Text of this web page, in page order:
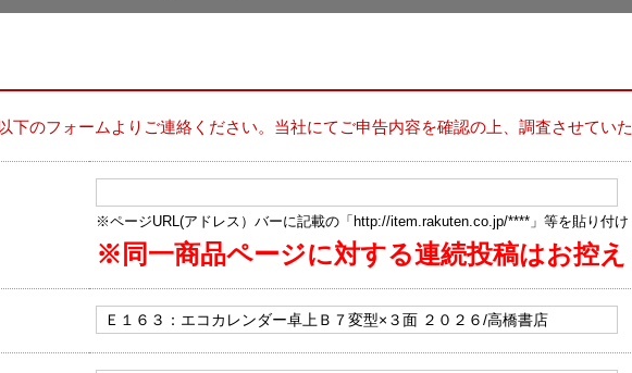
下のフォームよりご連絡ください。当社にてご申告内容を確認の上、調査させていた
※ページURL(アドレス）バーに記載の「http://item.rakuten.co.jp/****」等を貼り付け
※同一商品ページに対する連続投稿はお控え